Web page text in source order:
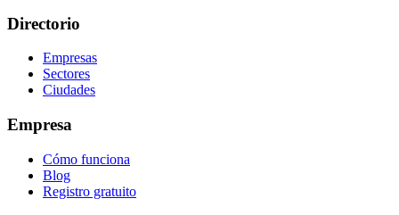
Directorio
Empresas
Sectores
Ciudades
Empresa
Cómo funciona
Blog
Registro gratuito